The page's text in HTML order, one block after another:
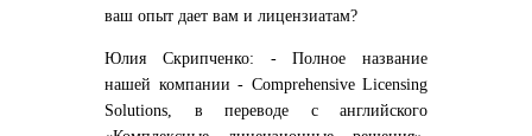
ваш опыт дает вам и лицензиатам?
Юлия Скрипченко: - Полное название
нашей компании - Comprehensive Licensing
Solutions, в переводе с английского